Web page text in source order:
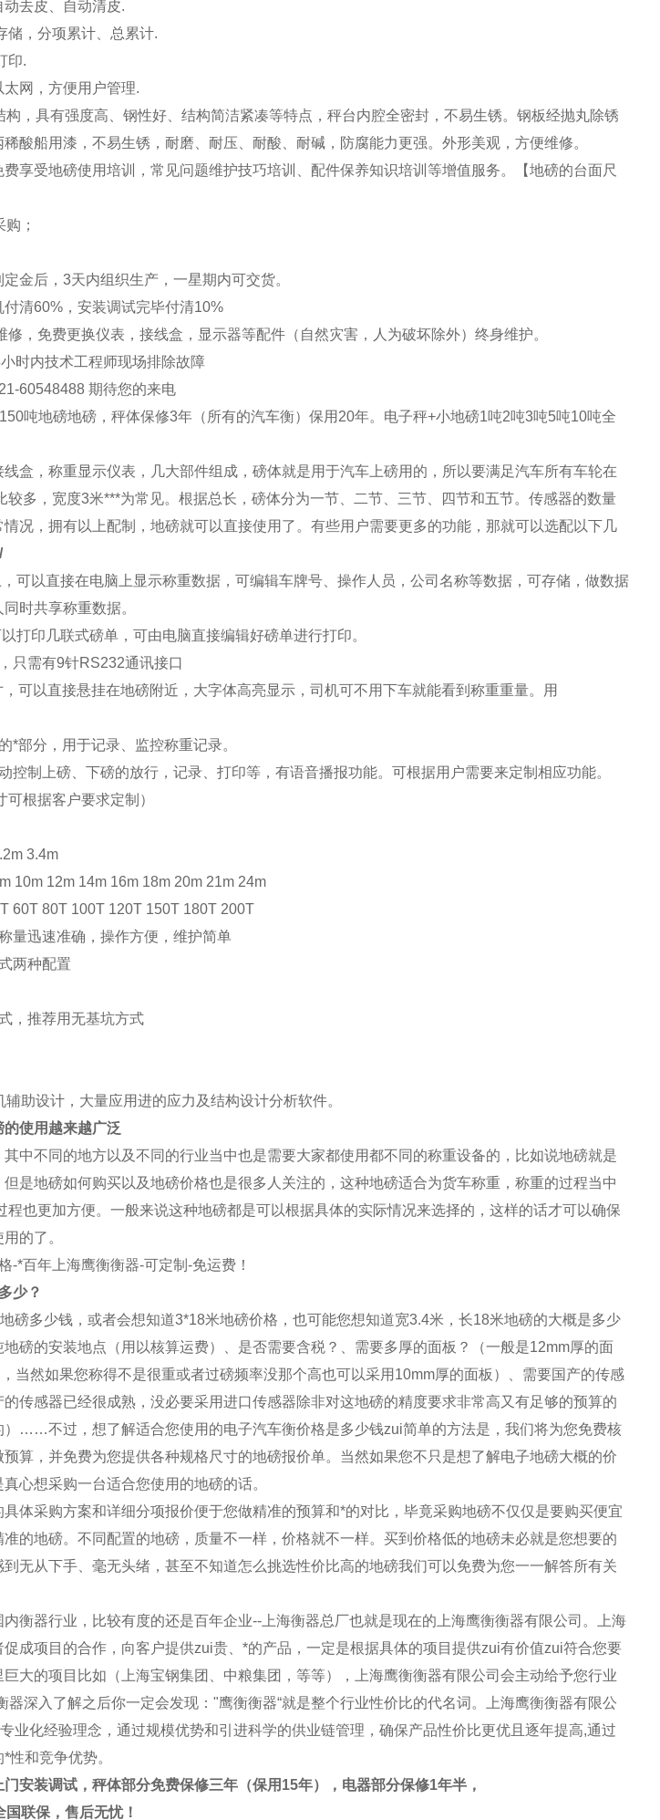
去皮、自动清皮.
，分项累计、总累计.
印.
网，方便用户管理.
构，具有强度高、钢性好、结构简洁紧凑等特点，秤台内腔全密封，不易生锈。钢板经抛丸除锈
酸船用漆，不易生锈，耐磨、耐压、耐酸、耐碱，防腐能力更强。外形美观，方便维修。
费享受地磅使用培训，常见问题维护技巧培训、配件保养知识培训等增值服务。【地磅的台面尺
；
金后，3天内组织生产，一星期内可交货。
付清60%，安装调试完毕付清10%
修，免费更换仪表，接线盒，显示器等配件（自然灾害，人为破坏除外）终身维护。
时内技术工程师现场排除故障
60548488 期待您的来电
吨地磅地磅，秤体保修3年（所有的汽车衡）保用20年。电子秤+小地磅1吨2吨3吨5吨10吨全
线盒，称重显示仪表，几大部件组成，磅体就是用于汽车上磅用的，所以要满足汽车所有车轮在
多，宽度3米***为常见。根据总长，磅体分为一节、二节、三节、四节和五节。 传感器的数量
况，拥有以上配制，地磅就可以直接使用了。有些用户需要更多的功能，那就可以选配以下几
，可以直接在电脑上显示称重数据，可编辑车牌号、操作人员，公司名称等数据，可存储，做数据
时共享称重数据。
打印几联式磅单，可由电脑直接编辑好磅单进行打印。
只需有9针RS232通讯接口
，可以直接悬挂在地磅附近，大字体高亮显示，司机可不用下车就能看到称重重量。用
*部分，用于记录、监控称重记录。
控制上磅、下磅的放行，记录、打印等，有语音播报功能。可根据用户需要来定制相应功能。
根据客户要求定制）
3.4m
10m 12m 14m 16m 18m 20m 21m 24m
60T 80T 100T 120T 150T 180T 200T
量迅速准确，操作方便，维护简单
两种配置
，推荐用无基坑方式
助设计，大量应用进的应力及结构设计分析软件。
的使用越来越广泛
中不同的地方以及不同的行业当中也是需要大家都使用都不同的称重设备的，比如说地磅就是
是地磅如何购买以及地磅价格也是很多人关注的，这种地磅适合为货车称重，称重的过程当中
程也更加方便。一般来说这种地磅都是可以根据具体的实际情况来选择的，这样的话才可以确保
的了。
-*百年上海鹰衡衡器-可定制-免运费！
少？
磅多少钱，或者会想知道3*18米地磅价格，也可能您想知道宽3.4米，长18米地磅的大概是多少
磅的安装地点（用以核算运费）、是否需要含税？、需要多厚的面板？（一般是12mm厚的面
当然如果您称得不是很重或者过磅频率没那个高也可以采用10mm厚的面板）、需要国产的传感
传感器已经很成熟，没必要采用进口传感器除非对这地磅的精度要求非常高又有足够的预算的
）……不过，想了解适合您使用的电子汽车衡价格是多少钱zui简单的方法是，我们将为您免费核
算，并免费为您提供各种规格尺寸的地磅报价单。当然如果您不只是想了解电子地磅大概的价
心想采购一台适合您使用的地磅的话。
体采购方案和详细分项报价便于您做精准的预算和*的对比，毕竟采购地磅不仅仅是要购买便宜
准的地磅。不同配置的地磅，质量不一样，价格就不一样。买到价格低的地磅未必就是您想要的
无从下手、毫无头绪，甚至不知道怎么挑选性价比高的地磅我们可以免费为您一一解答所有关
衡器行业，比较有度的还是百年企业--上海衡器总厂也就是现在的上海鹰衡衡器有限公司。上海
成项目的合作，向客户提供zui贵、*的产品，一定是根据具体的项目提供zui有价值zui符合您要
大的项目比如（上海宝钢集团、中粮集团，等等），上海鹰衡衡器有限公司会主动给予您行业
器深入了解之后你一定会发现："鹰衡衡器“就是整个行业性价比的代名词。 上海鹰衡衡器有限公
业化经验理念，通过规模优势和引进科学的供业链管理，确保产品性价比更优且逐年提高,通过
性和竞争优势。
安装调试，秤体部分免费保修三年（保用15年），电器部分保修1年半，
联保，售后无忧！